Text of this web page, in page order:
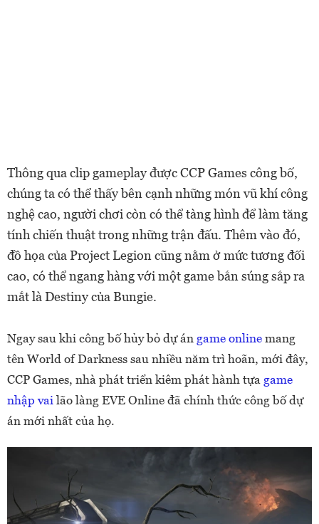
Thông qua clip gameplay được CCP Games công bố,
chúng ta có thể thấy bên cạnh những món vũ khí công
nghệ cao, người chơi còn có thể tàng hình để làm tăng
tính chiến thuật trong những trận đấu. Thêm vào đó,
đồ họa của Project Legion cũng nằm ở mức tương đối
cao, có thể ngang hàng với một game bắn súng sắp ra
mắt là Destiny của Bungie.
Ngay sau khi công bố hủy bỏ dự án game online mang
tên World of Darkness sau nhiều năm trì hoãn, mới đây,
CCP Games, nhà phát triển kiêm phát hành tựa game
nhập vai lão làng EVE Online đã chính thức công bố dự
án mới nhất của họ.